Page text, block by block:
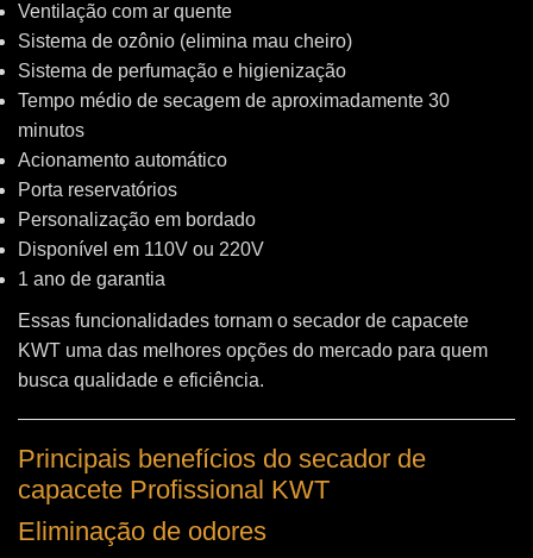
Ventilação com ar quente
Sistema de ozônio (elimina mau cheiro)
Sistema de perfumação e higienização
Tempo médio de secagem de aproximadamente 30
minutos
Acionamento automático
Porta reservatórios
Personalização em bordado
Disponível em 110V ou 220V
1 ano de garantia
Essas funcionalidades tornam o secador de capacete
KWT uma das melhores opções do mercado para quem
busca qualidade e eficiência.
Principais benefícios do secador de
capacete Profissional KWT
Eliminação de odores